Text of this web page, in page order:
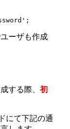
ーザも作成
する際、初
にて下記の通